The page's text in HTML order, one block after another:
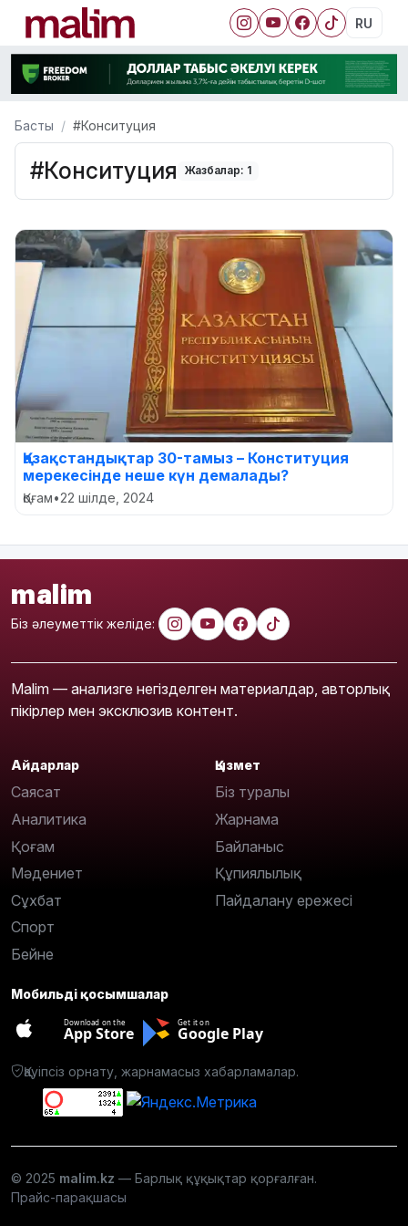
RU
Басты #Конситуция
#Конситуция Жазбалар: 1
Қазақстандықтар 30-тамыз – Конституция
мерекесінде неше күн демалады?
Қоғам•22 шілде, 2024
malim
Біз әлеуметтік желіде:
Malim — анализге негізделген материалдар, авторлық
пікірлер мен эксклюзив контент.
Айдарлар
Саясат
Аналитика
Қоғам
Мәдениет
Сұхбат
Спорт
Бейне
Қызмет
Біз туралы
Жарнама
Байланыс
Құпиялылық
Пайдалану ережесі
Мобильді қосымшалар
Download on the
App Store
Get it on
Google Play
Қауіпсіз орнату, жарнамасыз хабарламалар.
© 2025 malim.kz — Барлық құқықтар қорғалған.
Прайс-парақшасы